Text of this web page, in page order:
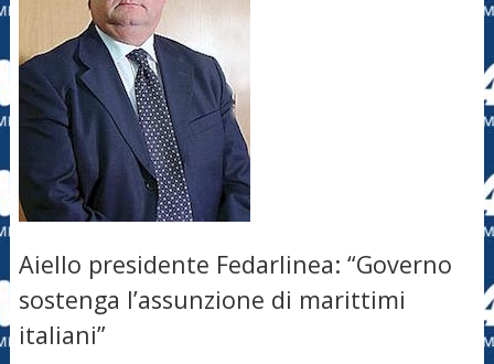
Aiello presidente Fedarlinea: “Governo
sostenga l’assunzione di marittimi
italiani”